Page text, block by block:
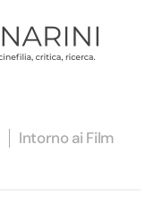
Intorno ai Film